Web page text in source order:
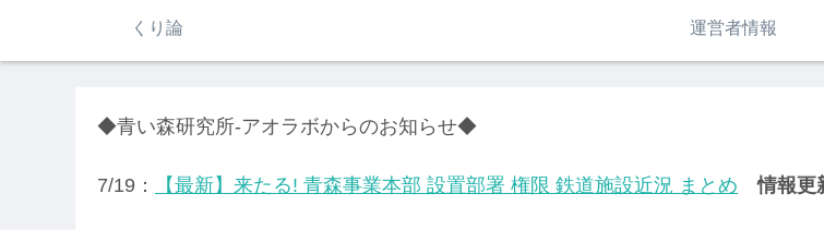
くり論 運営者情報
◆青い森研究所-アオラボからのお知らせ◆
7/19： 【最新】来たる! 青森事業本部 設置部署 権限 鉄道施設近況 まとめ 情報更